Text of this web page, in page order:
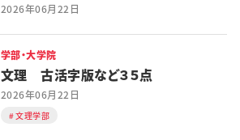
2026年06月22日
学部・大学院
文理 古活字版など３５点
2026年06月22日
文理学部